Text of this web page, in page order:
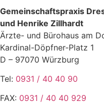
Gemeinschaftspraxis
und Henrike Zillhardt
Ärzte- und Bürohaus am
Kardinal-Döpfner-Platz 1
D – 97070 Würzburg
Tel: 0931 / 40 40 90
FAX: 0931 / 40 40 929